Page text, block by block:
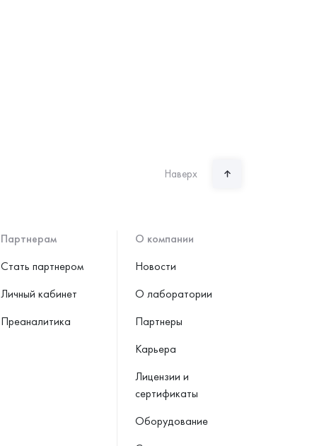
Наверх
Партнерам
Стать партнером
Личный кабинет
Преаналитика
О компании
Новости
О лаборатории
Партнеры
Карьера
Лицензии и
сертификаты
Оборудование